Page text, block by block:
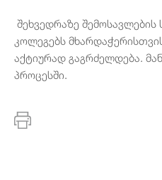
შეხვედრაზე
კოლეგებს
აქტიურად გაგრძელდება.
პროცესში.